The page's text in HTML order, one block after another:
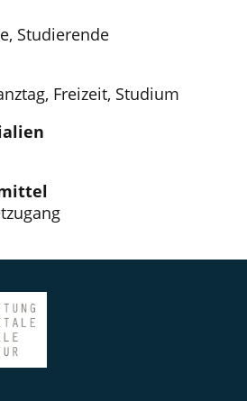
Studierende
Freizeit, Studium